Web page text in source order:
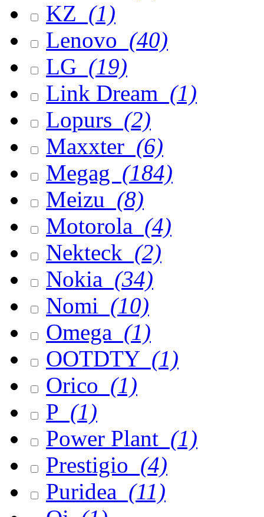
KZ (1)
Lenovo (40)
LG (19)
Link Dream (1)
Lopurs (2)
Maxxter (6)
Megag (184)
Meizu (8)
Motorola (4)
Nekteck (2)
Nokia (34)
Nomi (10)
Omega (1)
OOTDTY (1)
Orico (1)
P (1)
Power Plant (1)
Prestigio (4)
Puridea (11)